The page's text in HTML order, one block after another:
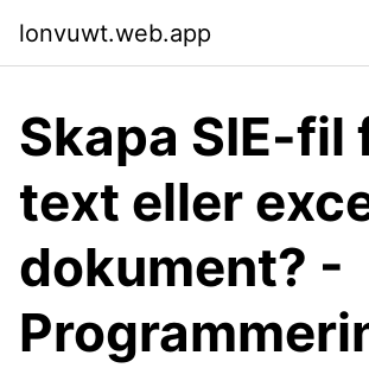
lonvuwt.web.app
Skapa SIE-fil
text eller
dokument? -